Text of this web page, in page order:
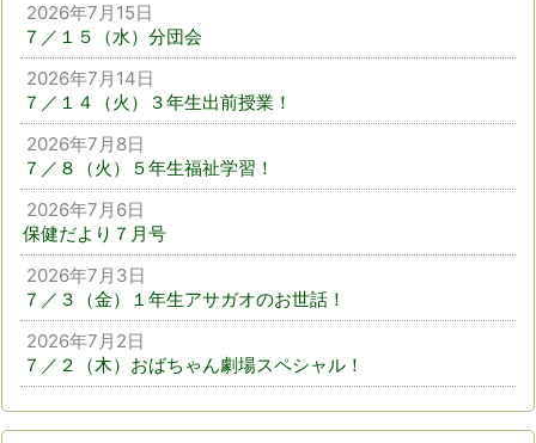
2026年7月15日
７／１５（水）分団会
2026年7月14日
７／１４（火）３年生出前授業！
2026年7月8日
７／８（火）５年生福祉学習！
2026年7月6日
保健だより７月号
2026年7月3日
７／３（金）１年生アサガオのお世話！
2026年7月2日
７／２（木）おばちゃん劇場スペシャル！